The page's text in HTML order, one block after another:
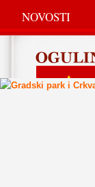
NOVOSTI